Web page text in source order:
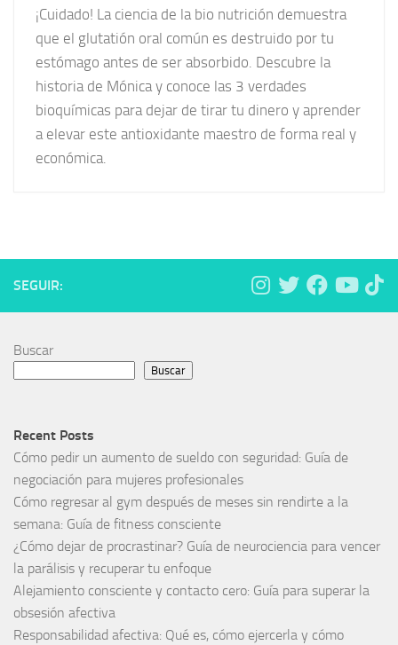
¡Cuidado! La ciencia de la bio nutrición demuestra
que el glutatión oral común es destruido por tu
estómago antes de ser absorbido. Descubre la
historia de Mónica y conoce las 3 verdades
bioquímicas para dejar de tirar tu dinero y aprender
a elevar este antioxidante maestro de forma real y
económica.
SEGUIR:
Buscar
Buscar
Recent Posts
Cómo pedir un aumento de sueldo con seguridad: Guía de
negociación para mujeres profesionales
Cómo regresar al gym después de meses sin rendirte a la
semana: Guía de fitness consciente
¿Cómo dejar de procrastinar? Guía de neurociencia para vencer
la parálisis y recuperar tu enfoque
Alejamiento consciente y contacto cero: Guía para superar la
obsesión afectiva
Responsabilidad afectiva: Qué es, cómo ejercerla y cómo